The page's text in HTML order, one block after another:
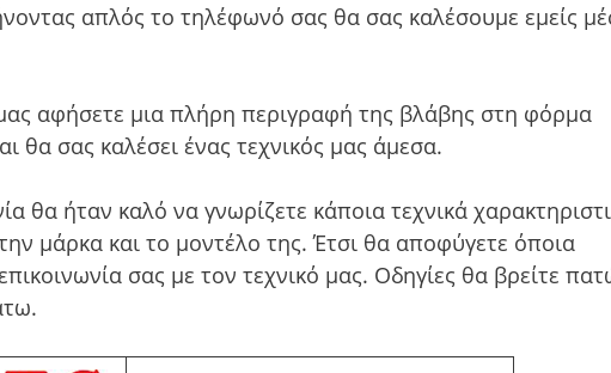
απλός το τηλέφωνό σας θα σας καλέσουμε εμείς
αφήσετε μια πλήρη περιγραφή της βλάβης στη φόρμα
θα σας καλέσει ένας τεχνικός μας άμεσα.
θα ήταν καλό να γνωρίζετε κάποια τεχνικά
μάρκα και το μοντέλο της. Έτσι θα αποφύγετε όποια
σας με τον τεχνικό μας. Οδηγίες θα βρείτε